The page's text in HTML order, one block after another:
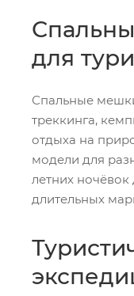
для
Спальные
треккинга,
отдыха на
модели для
летних
длительных